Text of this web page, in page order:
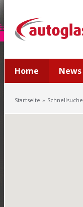
Home News
Startseite Schnellsuche